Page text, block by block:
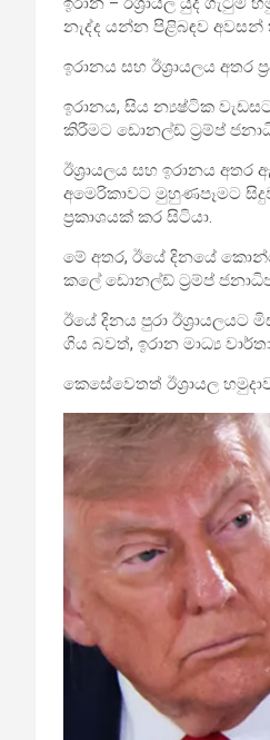
නැද්ද යන්න පිළිබඳව
ඉරානය සහ ඊශ්‍රායලය අතර
ඉරානය, සිය න්‍යෂ්ටික
කිරීමට ඩොනල්ඩ් ට්‍රම්ප්
ඊශ්‍රායලය සහ ඉරානය
අමෙරිකාවට මුහුණපෑමට
ප්‍රකාශයක් කර සිටියා.
මේ අතර, ඊයේ දිනයේ
කලේ ඩොනල්ඩ් ට්‍රම්ප්
ඊයේ දිනය පුරා ඊශ්‍රායලයට
ගිය බවත්, ඉරාන මාධ්‍ය
කෙසේවෙතත් ඊශ්‍රායල